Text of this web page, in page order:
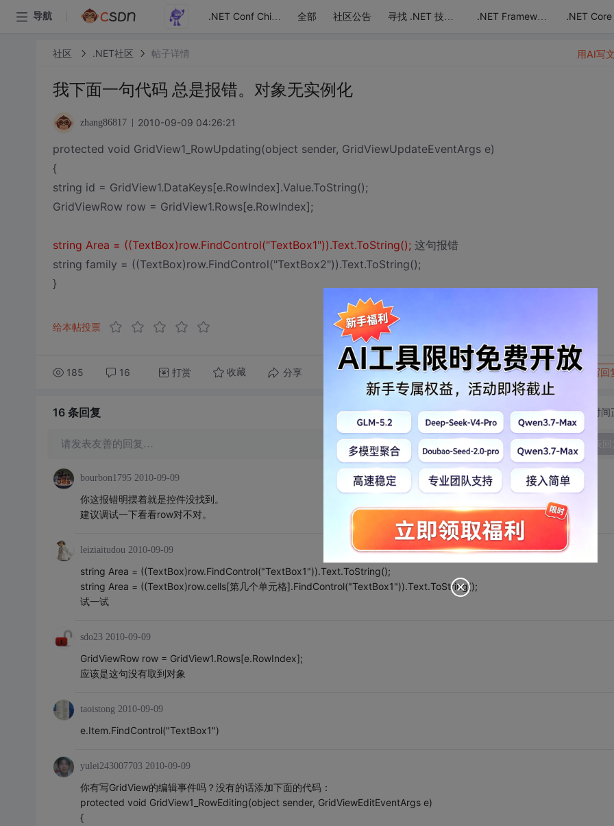
导航 .NET Conf China 全部 社区公告 寻找 .NET 技术达人 .NET Framework .NET Core
社区 .NET社区 帖子详情
我下面一句代码 总是报错。对象无实例化
zhang86817 2010-09-09 04:26:21
protected void GridView1_RowUpdating(object sender, GridViewUpdateEventArgs e)
{
string id = GridView1.DataKeys[e.RowIndex].Value.ToString();
GridViewRow row = GridView1.Rows[e.RowIndex];
string Area = ((TextBox)row.FindControl("TextBox1")).Text.ToString();这句报错
string family = ((TextBox)row.FindControl("TextBox2")).Text.ToString();
}
给本帖投票
185 16 打赏 收藏 分享 转发到动态 举报 写回
用AI写
16 条回复 切换为时间
请发表友善的回复… 发表回
bourbon1795 2010-09-09
你这报错明摆着就是控件没找到。
建议调试一下看看row对不对。
leiziaitudou 2010-09-09
string Area = ((TextBox)row.FindControl("TextBox1")).Text.ToString();
string Area = ((TextBox)row.cells[第几个单元格].FindControl("TextBox1")).Text.ToString();
试一试
sdo23 2010-09-09
GridViewRow row = GridView1.Rows[e.RowIndex];
应该是这句没有取到对象
taoistong 2010-09-09
e.Item.FindControl("TextBox1")
yulei243007703 2010-09-09
你有写GridView的编辑事件吗？没有的话添加下面的代码：
protected void GridView1_RowEditing(object sender, GridViewEditEventArgs e)
{